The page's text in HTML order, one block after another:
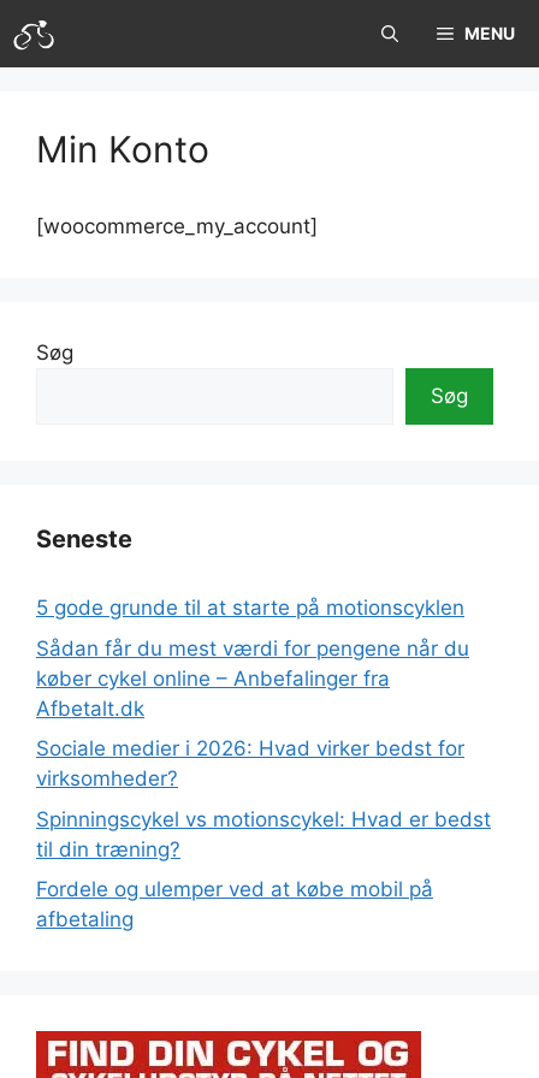
til
indhold
MENU
Min Konto
[woocommerce_my_account]
Søg
Søg
Seneste
5 gode grunde til at starte på motionscyklen
Sådan får du mest værdi for pengene når du
køber cykel online – Anbefalinger fra
Afbetalt.dk
Sociale medier i 2026: Hvad virker bedst for
virksomheder?
Spinningscykel vs motionscykel: Hvad er bedst
til din træning?
Fordele og ulemper ved at købe mobil på
afbetaling